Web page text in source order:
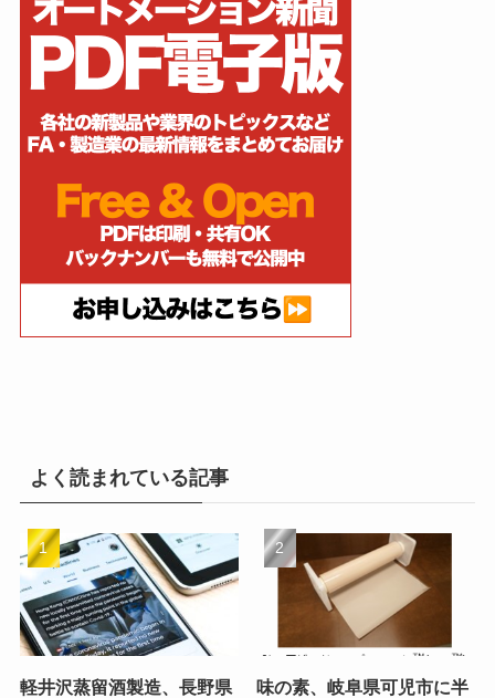
よく読まれている記事
軽井沢蒸留酒製造、長野県
味の素、岐阜県可児市に半